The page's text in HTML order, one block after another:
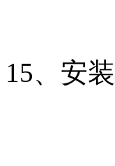
15、安